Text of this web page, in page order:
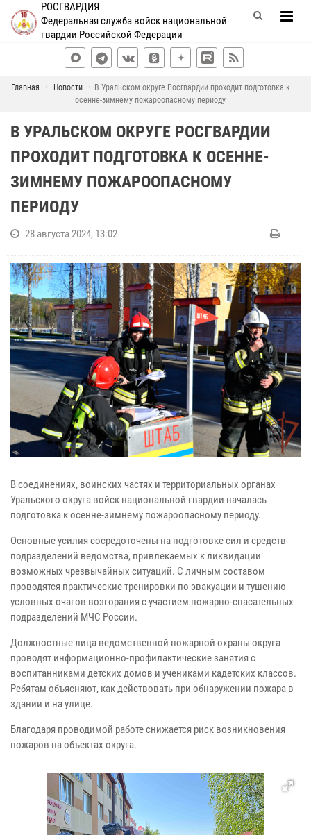
РОСГВАРДИЯ
Федеральная служба войск национальной
гвардии Российской Федерации
Главная Новости
В Уральском округе Росгвардии проходит подготовка к
осенне-зимнему пожароопасному периоду
В УРАЛЬСКОМ ОКРУГЕ РОСГВАРДИИ
ПРОХОДИТ ПОДГОТОВКА К ОСЕННЕ-
ЗИМНЕМУ ПОЖАРООПАСНОМУ
ПЕРИОДУ
28 августа 2024, 13:02
В соединениях, воинских частях и территориальных органах
Уральского округа войск национальной гвардии началась
подготовка к осенне-зимнему пожароопасному периоду.
Основные усилия сосредоточены на подготовке сил и средств
подразделений ведомства, привлекаемых к ликвидации
возможных чрезвычайных ситуаций. С личным составом
проводятся практические тренировки по эвакуации и тушению
условных очагов возгорания с участием пожарно-спасательных
подразделений МЧС России.
Должностные лица ведомственной пожарной охраны округа
проводят информационно-профилактические занятия с
воспитанниками детских домов и учениками кадетских классов.
Ребятам объясняют, как действовать при обнаружении пожара в
здании и на улице.
Благодаря проводимой работе снижается риск возникновения
пожаров на объектах округа.